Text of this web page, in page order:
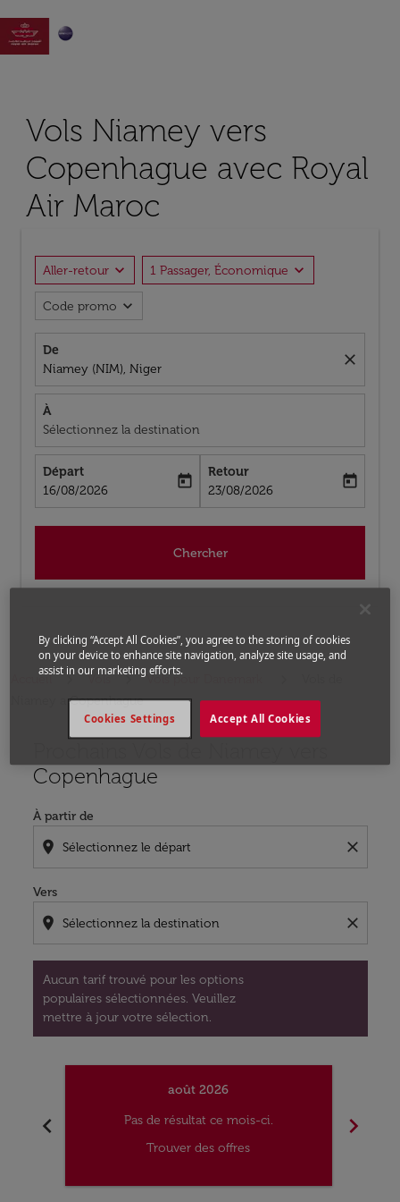

Vols Niamey vers
Copenhague avec Royal
Air Maroc
Aller-retour expand_more 1 Passager, Économique expand_more
Code promo expand_more
De
Niamey (NIM), Niger
close
À
Sélectionnez la destination
Départ
fc-booking-departure-date-aria-label
16/08/2026
today
Retour
fc-booking-return-date-aria-label
23/08/2026
today
Chercher
Accueil Vols Vols pour Danemark
Niamey a Copenhague
Copenhague
À partir de
location_on close
Vers
location_on close
Aucun tarif trouvé pour les options
populaires sélectionnées. Veuillez
mettre à jour votre sélection.
chevron_left
août 2026
Pas de résultat ce mois-ci.
Trouver des offres
chevron_right
By clicking “Accept All Cookies”, you agree to the storing of cookies
on your device to enhance site navigation, analyze site usage, and
assist in our marketing efforts.
Accept All Cookies
Cookies Settings